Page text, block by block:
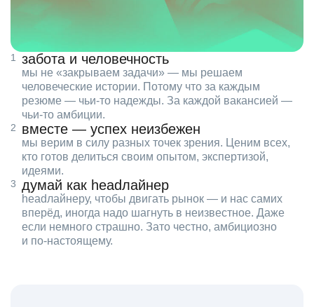
забота и человечность
мы не «закрываем задачи» — мы решаем
человеческие истории. Потому что за каждым
резюме — чьи‑то надежды. За каждой вакансией —
чьи‑то амбиции.
вместе — успех неизбежен
мы верим в силу разных точек зрения. Ценим всех,
кто готов делиться своим опытом, экспертизой,
идеями.
думай как headлайнер
headлайнеру, чтобы двигать рынок — и нас самих
вперёд, иногда надо шагнуть в неизвестное. Даже
если немного страшно. Зато честно, амбициозно
и по‑настоящему.